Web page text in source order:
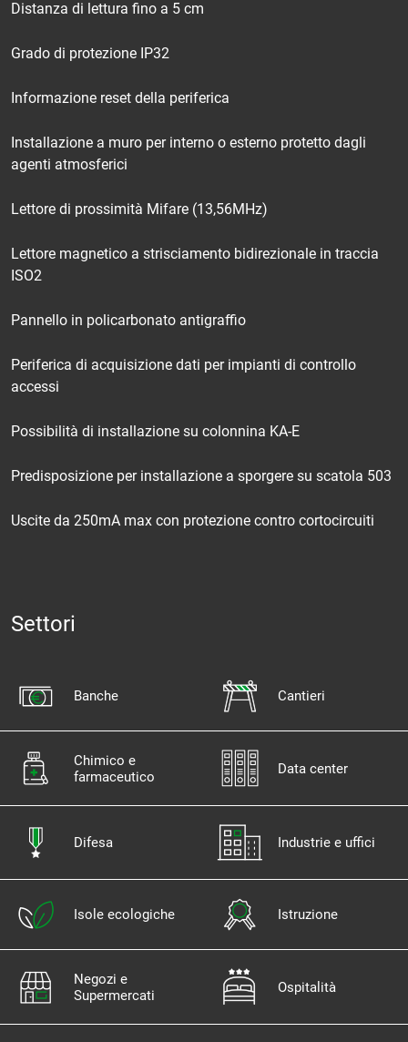
Distanza di lettura fino a 5 cm
Grado di protezione IP32
Informazione reset della periferica
Installazione a muro per interno o esterno protetto dagli
agenti atmosferici
Lettore di prossimità Mifare (13,56MHz)
Lettore magnetico a strisciamento bidirezionale in traccia
ISO2
Pannello in policarbonato antigraffio
Periferica di acquisizione dati per impianti di controllo
accessi
Possibilità di installazione su colonnina KA-E
Predisposizione per installazione a sporgere su scatola 503
Uscite da 250mA max con protezione contro cortocircuiti
Settori
Banche Cantieri
Chimico e
farmaceutico
Data center
Difesa Industrie e uffici
Isole ecologiche Istruzione
Negozi e
Supermercati
Ospitalità